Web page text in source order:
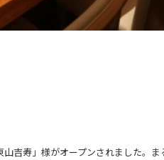
吉寿」様がオープンされました。